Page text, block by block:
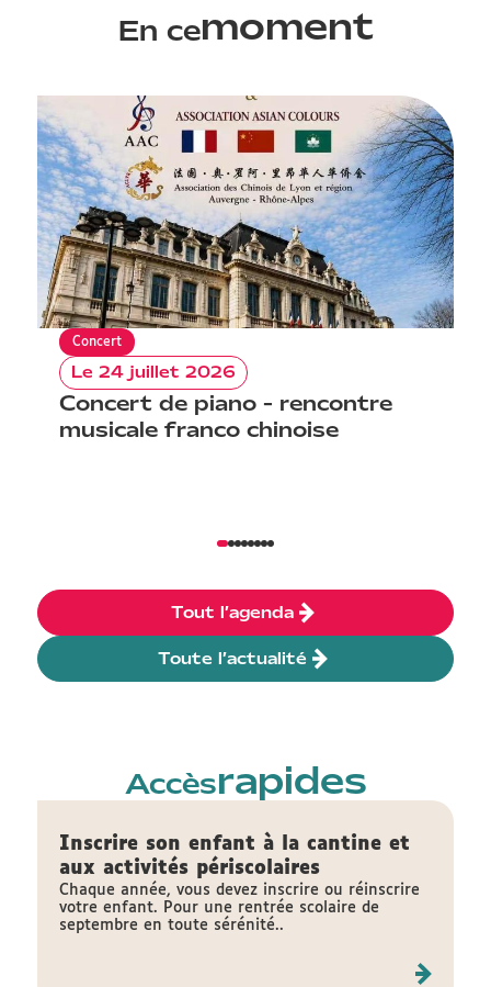
En cemoment
Concert
Le 24 juillet 2026
Concert de piano - rencontre
musicale franco chinoise
Tout l’agenda
Toute l’actualité
Accèsrapides
Inscrire son enfant à la cantine et
aux activités périscolaires
Chaque année, vous devez inscrire ou réinscrire
votre enfant. Pour une rentrée scolaire de
septembre en toute sérénité..